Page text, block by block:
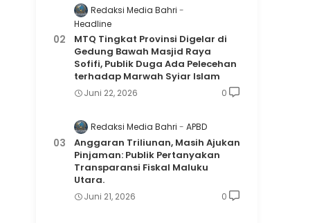
Redaksi Media Bahri
Headline
MTQ Tingkat Provinsi Digelar di
Gedung Bawah Masjid Raya
Sofifi, Publik Duga Ada Pelecehan
terhadap Marwah Syiar Islam
Juni 22, 2026 0
Redaksi Media Bahri APBD
Anggaran Triliunan, Masih Ajukan
Pinjaman: Publik Pertanyakan
Transparansi Fiskal Maluku
Utara.
Juni 21, 2026 0